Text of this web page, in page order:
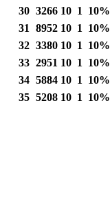
30 3266 10 1 10%
31
8952 10 1 10%
32 3380 10 1 10%
33 2951 10 1 10%
34 5884 10 1 10%
35 5208 10 1 10%